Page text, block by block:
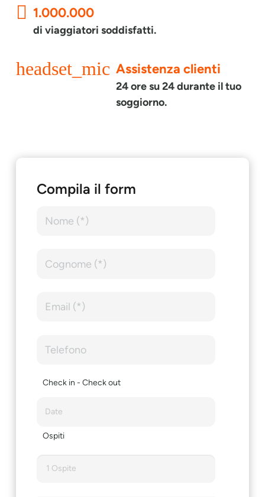
1.000.000
di viaggiatori soddisfatti.
headset_mic Assistenza clienti
24 ore su 24 durante il tuo
soggiorno.
Compila il form
Check in - Check out
Ospiti
1 Ospite